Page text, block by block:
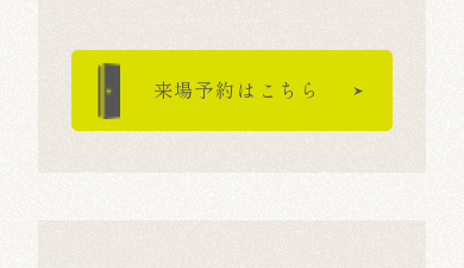
来場予約はこちら